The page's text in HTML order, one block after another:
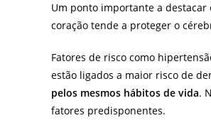
Um ponto importante a destacar
coração tende a proteger o
Fatores de risco como
estão ligados a maior risco de
pelos mesmos hábitos de vida.
fatores predisponentes.